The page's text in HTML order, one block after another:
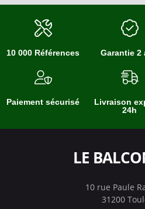
10 000 Références Garantie 2
Paiement sécurisé
Livraison
24h
LE
10 rue Paule
31200